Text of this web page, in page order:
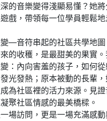
的音樂變得淺顯易懂？她
戲，帶領每一位學員輕鬆
—音符串起的社區共學地圖
的收穫，是最甜美的果實
：內向害羞的孩子，如何
光發熱；原本被動的長輩
為社區裡的活力來源。見
聚社區情感的最美橋樑。
場訪問，更是一場充滿感